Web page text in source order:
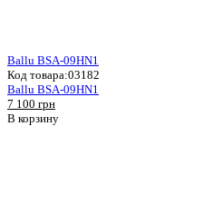
Ballu BSA-09HN1
Код товара:03182
Ballu BSA-09HN1
7 100 грн
В корзину